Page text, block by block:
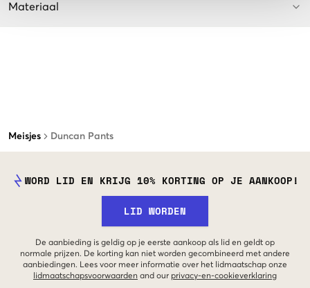
Meisjes Duncan Pants
Materiaal
WORD LID EN KRIJG 10% KORTING OP JE AANKOOP!
LID WORDEN
De aanbieding is geldig op je eerste aankoop als lid en geldt op
normale prijzen. De korting kan niet worden gecombineerd met andere
aanbiedingen. Lees voor meer informatie over het lidmaatschap onze
lidmaatschapsvoorwaarden and our privacy-en-cookieverklaring